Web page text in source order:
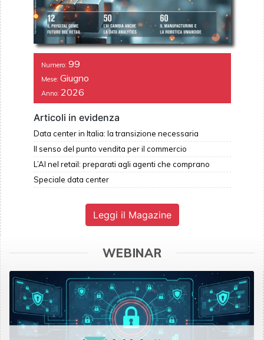
Numero: 99
Mese: Giugno
Anno: 2026
Articoli in evidenza
Data center in Italia: la transizione necessaria
Il senso del punto vendita per il commercio
L’AI nel retail: preparati agli agenti che comprano
Speciale data center
Leggi il Magazine
WEBINAR